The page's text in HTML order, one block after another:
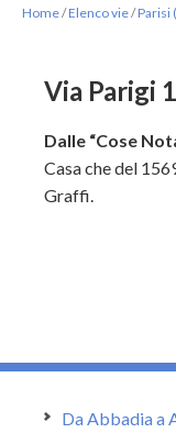
Home/Elenco vie/Parisi
Via Parigi
Dalle “Cose
Casa che del
Graffi.
Da Abbadia a